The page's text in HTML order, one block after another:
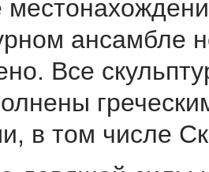
ансамбле
Все
в том числе